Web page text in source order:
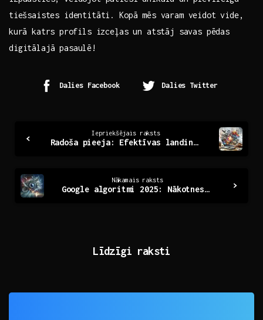
⁣tiešsaistes identitāti. Kopā mēs varam veidot vide,
⁤kurā ‌katrs ⁢profils izceļas un atstāj savas pēdas
digitālajā pasaulē!
Dalies Facebook Dalies Twitter
Reading
Iepriekšējais raksts
Radoša pieeja: Efektīvas landing lapas izstrāde
Nākamais raksts
Google algoritmi 2025: Nākotnes meklēšanas izmaiņas
Līdzīgi raksti